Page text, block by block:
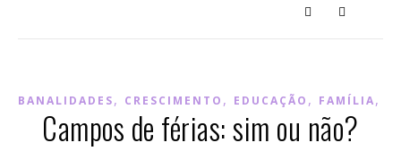
BANALIDADES, CRESCIMENTO , EDUCAÇÃO , FAMÍLIA,
Campos de férias: sim ou não?